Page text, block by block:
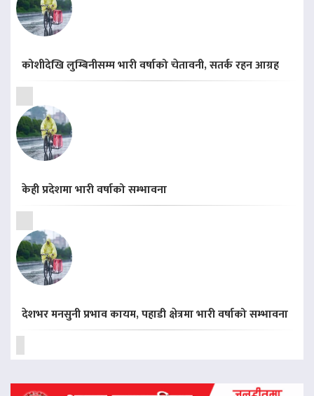
कोशीदेखि लुम्बिनीसम्म भारी वर्षाको चेतावनी, सतर्क रहन आग्रह
केही प्रदेशमा भारी वर्षाको सम्भावना
देशभर मनसुनी प्रभाव कायम, पहाडी क्षेत्रमा भारी वर्षाको सम्भावना